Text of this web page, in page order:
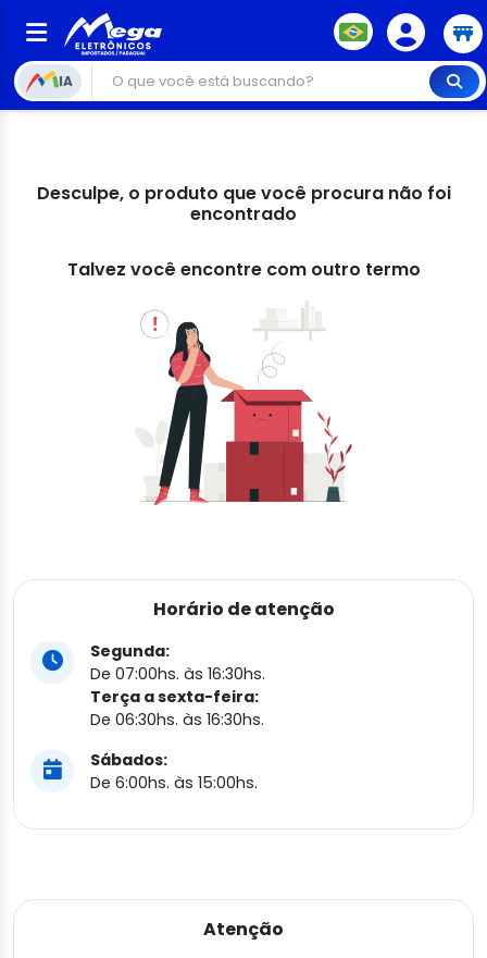
IA
Desculpe, o produto que você procura não foi
encontrado
Talvez você encontre com outro termo
Horário de atenção
Segunda:
De 07:00hs. às 16:30hs.
Terça a sexta-feira:
De 06:30hs. às 16:30hs.
Sábados:
De 6:00hs. às 15:00hs.
Atenção